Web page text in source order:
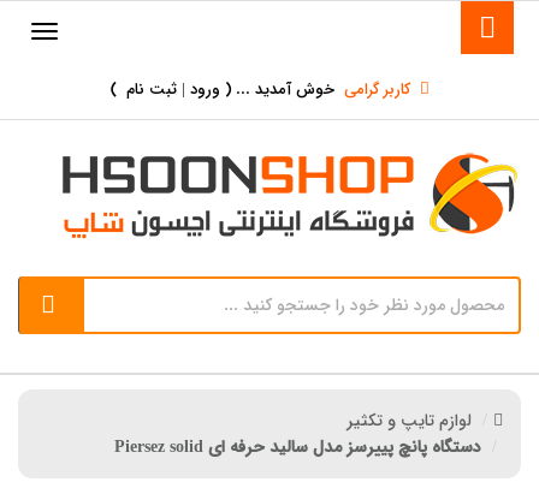
کاربر گرامی خوش آمدید ... ( ورود | ثبت نام )
لوازم تایپ و تکثیر
دستگاه پانچ پییرسز مدل سالید حرفه ای Piersez solid